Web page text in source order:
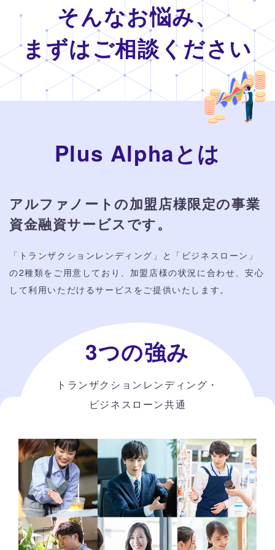
そんなお悩み、
まずはご相談ください
Plus Alphaとは
アルファノートの加盟店様限定の事業
資金融資サービスです。
「トランザクションレンディング」と「ビジネスローン」
の2種類をご用意しており、加盟店様の状況に合わせ、安心
して利用いただけるサービスをご提供いたします。
3つの強み
トランザクションレンディング・
ビジネスローン共通